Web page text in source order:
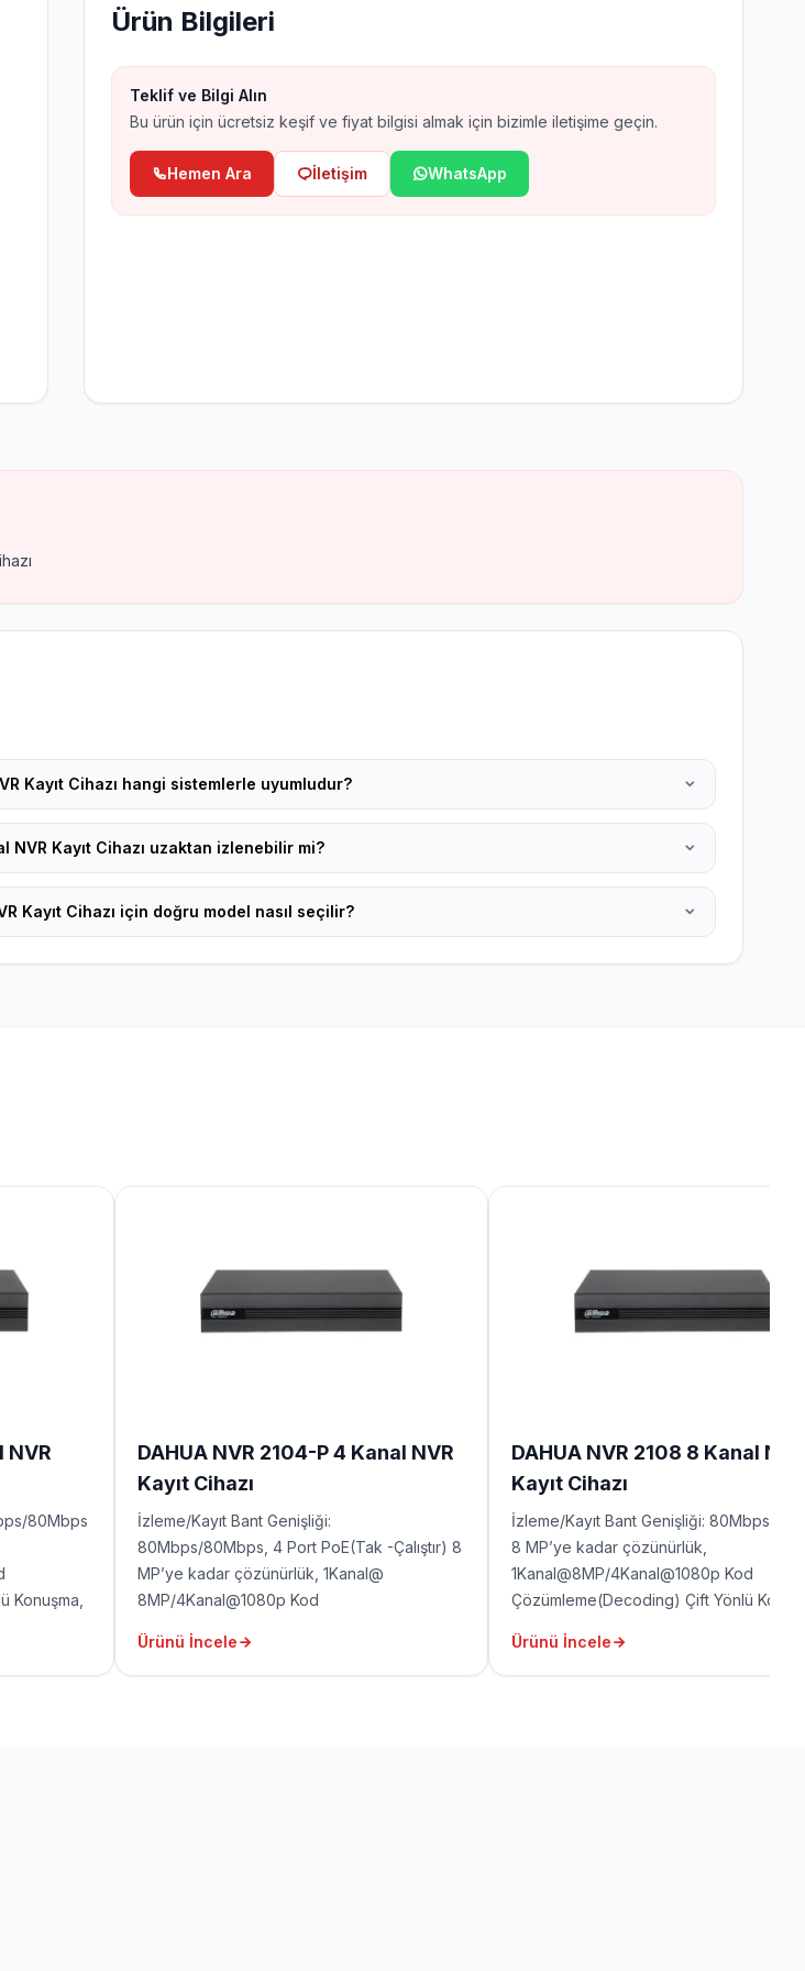
Ürün Bilgileri
Teklif ve Bilgi Alın
Bu ürün için ücretsiz keşif ve fiyat bilgisi almak için bizimle iletişime geçin.
Hemen Ara İletişim WhatsApp
Kayıt Cihazı hangi sistemlerle uyumludur?
NVR Kayıt Cihazı uzaktan izlenebilir mi?
Kayıt Cihazı için doğru model nasıl seçilir?
NVR
80Mbps
Konuşma,
DAHUA NVR 2104-P 4 Kanal NVR
Kayıt Cihazı
İzleme/Kayıt Bant Genişliği:
80Mbps/80Mbps, 4 Port PoE(Tak -Çalıştır) 8
MP’ye kadar çözünürlük, 1Kanal@
8MP/4Kanal@1080p Kod
P2P 1 HDMI, 1 VGA, 2 USB, 1 RJ45 port
(10/100Mbps)
Ürünü İncele
DAHUA NVR 2108 8 Kanal
Kayıt Cihazı
İzleme/Kayıt Bant Genişliği: 80Mbps/
8 MP’ye kadar çözünürlük,
1Kanal@8MP/4Kanal@1080p Kod
Çözümleme(Decoding) Çift Yönlü
port(10/100Mbps)
Ürünü İncele